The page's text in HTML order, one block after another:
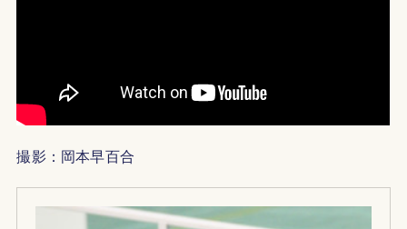
撮影：岡本早百合